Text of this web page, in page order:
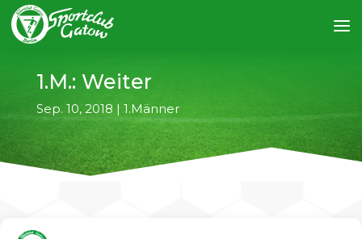
1.M.: Weiter
Sep. 10, 2018 | 1.Männer